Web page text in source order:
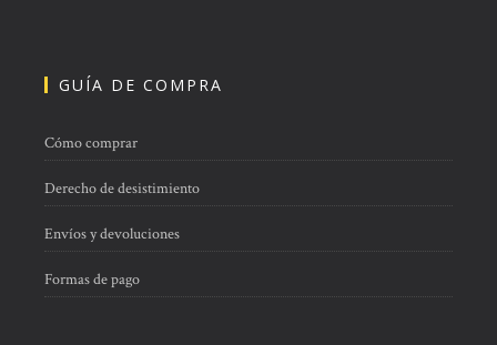
GUÍA DE COMPRA
Cómo comprar
Derecho de desistimiento
Envíos y devoluciones
Formas de pago